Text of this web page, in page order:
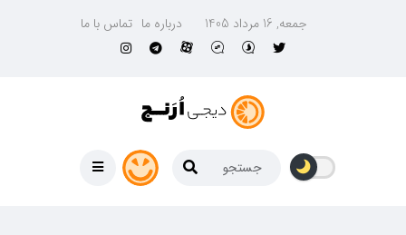
جمعه, 16 مرداد 1405 درباره ما تماس با ما